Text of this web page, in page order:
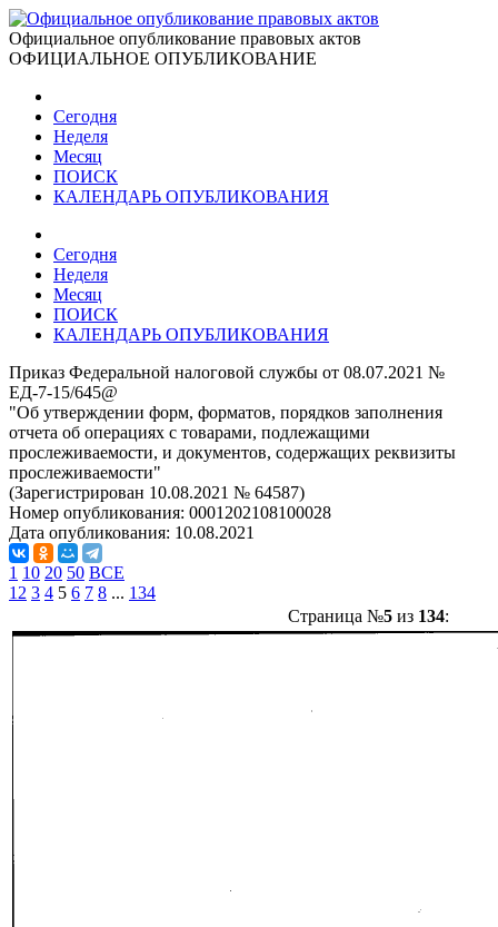
Официальное опубликование правовых актов
ОФИЦИАЛЬНОЕ ОПУБЛИКОВАНИЕ
Сегодня
Неделя
Месяц
ПОИСК
КАЛЕНДАРЬ ОПУБЛИКОВАНИЯ
Сегодня
Неделя
Месяц
ПОИСК
КАЛЕНДАРЬ ОПУБЛИКОВАНИЯ
Приказ Федеральной налоговой службы от 08.07.2021 №
ЕД-7-15/645@
"Об утверждении форм, форматов, порядков заполнения
отчета об операциях с товарами, подлежащими
прослеживаемости, и документов, содержащих реквизиты
прослеживаемости"
(Зарегистрирован 10.08.2021 № 64587)
Номер опубликования: 0001202108100028
Дата опубликования: 10.08.2021
1 10 20 50 ВСЕ
1 2 3 4 5 6 7 8 ... 134
Страница №5из 134: